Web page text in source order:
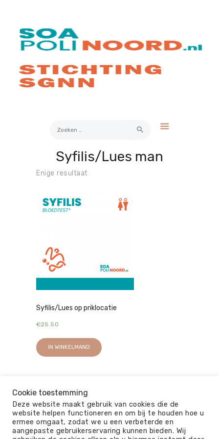
naar:
Syfilis/Lues man
Over soa
Bestellen
Kosten
Mijn Uitslag
Enige resultaat
Syfilis/Lues op priklocatie
€25.50
IN WINKELMAND
Cookie toestemming
Deze website maakt gebruik van cookies die de
website helpen functioneren en om bij te houden hoe u
ermee omgaat, zodat we u een verbeterde en
aangepaste gebruikerservaring kunnen bieden. Wij